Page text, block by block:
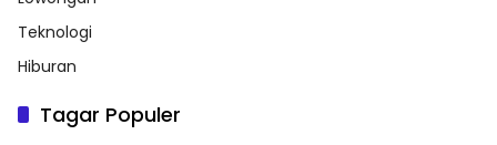
Teknologi
Hiburan
Tagar Populer